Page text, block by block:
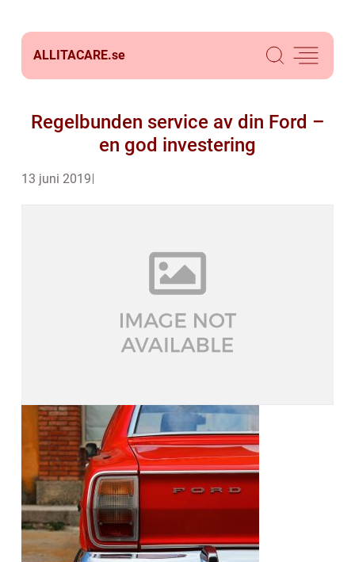
ALLITACARE.se
Regelbunden service av din Ford –
en god investering
13 juni 2019